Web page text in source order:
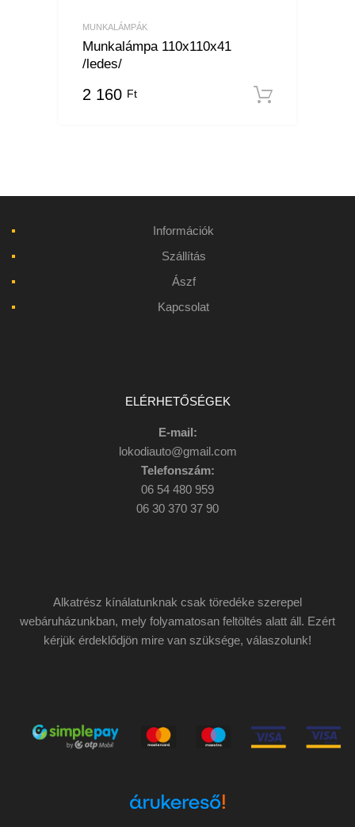
MUNKALÁMPÁK
Munkalámpa 110x110x41
/ledes/
2 160 Ft
Információk
Szállítás
Ászf
Kapcsolat
ELÉRHETŐSÉGEK
E-mail:
lokodiauto@gmail.com
Telefonszám:
06 54 480 959
06 30 370 37 90
Alkatrész kínálatunknak csak töredéke szerepel
webáruházunkban, mely folyamatosan feltöltés alatt áll. Ezért
kérjük érdeklődjön mire van szüksége, válaszolunk!